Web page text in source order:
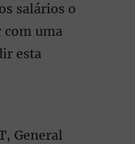
salários o
com uma
esta
General